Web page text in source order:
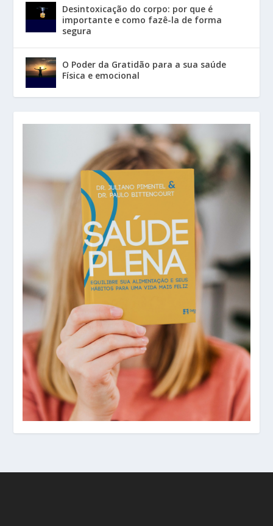
Desintoxicação do corpo: por que é
importante e como fazê-la de forma
segura
O Poder da Gratidão para a sua saúde
Física e emocional